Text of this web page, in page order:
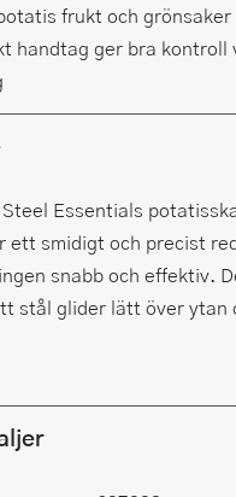
frukt och grönsaker
handtag ger bra kontroll
Essentials
ett smidigt och precist
snabb och effektiv.
stål glider lätt över ytan